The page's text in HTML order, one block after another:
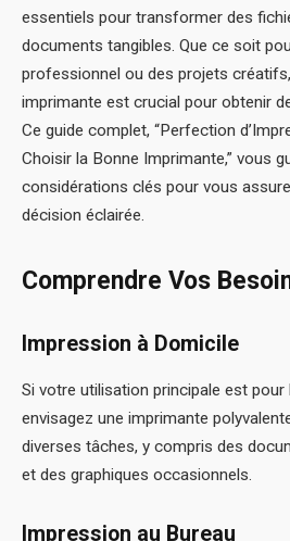
essentiels pour transformer des
documents tangibles. Que ce soit
professionnel ou des projets
imprimante est crucial pour obtenir
Ce guide complet, “Perfection
Choisir la Bonne Imprimante,” vous
considérations clés pour vous
décision éclairée.
Comprendre Vos
Impression à Domicile
Si votre utilisation principale est pour
envisagez une imprimante
diverses tâches, y compris des
et des graphiques occasionnels.
Impression au Bureau